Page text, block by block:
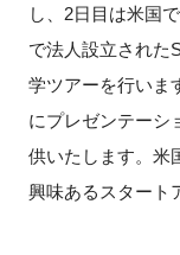
施設・アクセス
FAQ
イベントお知らせ
し、2日目は米国
で法人設立された
学ツアーを行いま
にプレゼンテーシ
供いたします。米
興味あるスタート